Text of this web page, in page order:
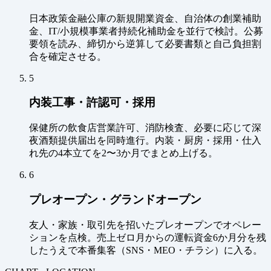
日本政策金融公庫の新規開業資金、自治体の創業補助
金、IT/小規模事業者持続化補助金を並行で検討。公募
要領を読み、締切から逆算して必要書類と自己負担割
合を確定させる。
5
内装工事・許認可・採用
保健所の飲食店営業許可、消防検査、必要に応じて深
夜酒類提供届出を同時進行。内装・厨房・採用・仕入
れ先の4本立てを2〜3か月でまとめ上げる。
6
プレオープン・グランドオープン
友人・家族・取引先を招いたプレオープンでオペレー
ションを点検。売上ゼロ月からの運転資金6か月分を残
したうえで本番集客（SNS・MEO・チラシ）に入る。